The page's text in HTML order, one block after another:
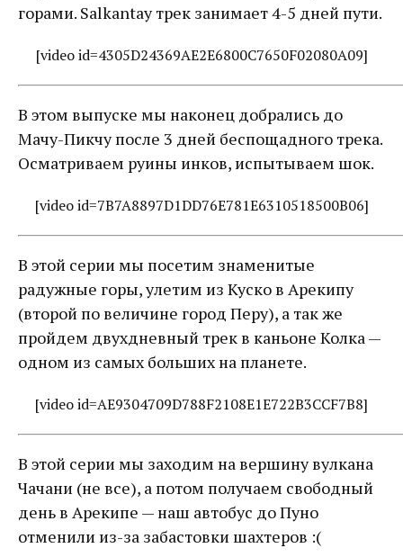
горами. Salkantay трек занимает 4-5 дней пути.
[video id=4305D24369AE2E6800C7650F02080A09]
В этом выпуске мы наконец добрались до
Мачу-Пикчу после 3 дней беспощадного трека.
Осматриваем руины инков, испытываем шок.
[video id=7B7A8897D1DD76E781E6310518500B06]
В этой серии мы посетим знаменитые
радужные горы, улетим из Куско в Арекипу
(второй по величине город Перу), а так же
пройдем двухдневный трек в каньоне Колка —
одном из самых больших на планете.
[video id=AE9304709D788F2108E1E722B3CCF7B8]
В этой серии мы заходим на вершину вулкана
Чачани (не все), а потом получаем свободный
день в Арекипе — наш автобус до Пуно
отменили из-за забастовки шахтеров :(